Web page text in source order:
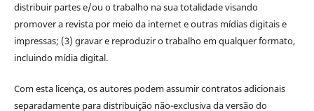
distribuir partes e/ou o trabalho na sua totalidade visando
promover a revista por meio da internet e outras mídias digitais e
impressas; (3) gravar e reproduzir o trabalho em qualquer formato,
incluindo mídia digital.
Com esta licença, os autores podem assumir contratos adicionais
separadamente para distribuição não-exclusiva da versão do